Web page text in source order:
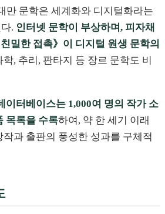
만 문학은 세계화와 디지털화라는
. 인터넷 문학이 부상하며, 피자채
밀한 접촉》이 디지털 원생 문학의
학, 추리, 판타지 등 장르 문학도 비
이터베이스는 1,000여 명의 작가 소
목록을 수록하여, 약 한 세기 이래
과 출판의 풍성한 성과를 구체적